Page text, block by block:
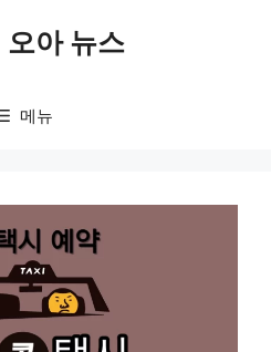
오아 뉴스
메뉴